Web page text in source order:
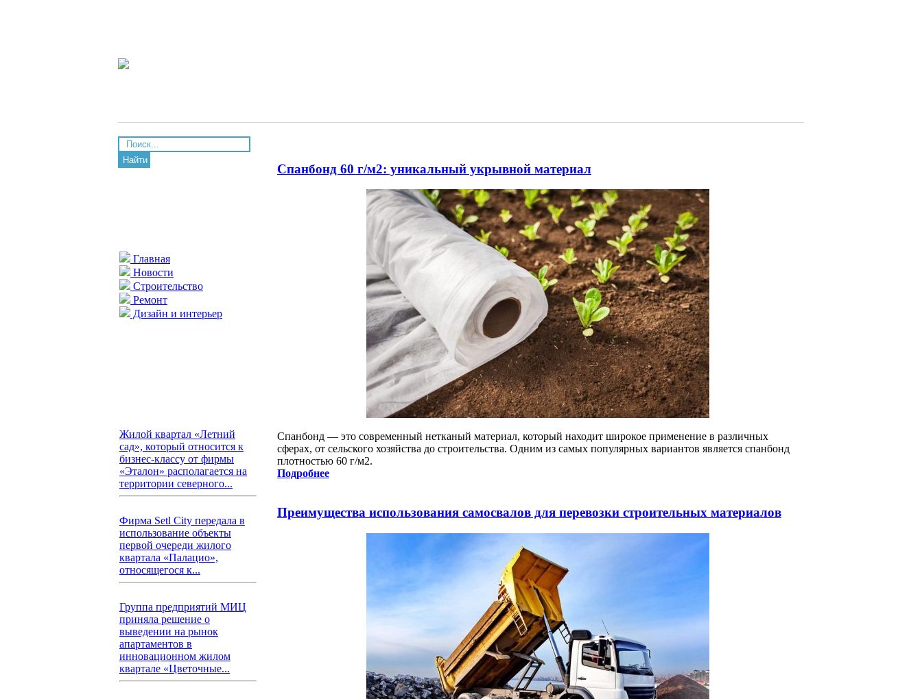
Найти
Главная
Новости
Строительство
Ремонт
Дизайн и интерьер
Жилой квартал «Летний
сад», который относится к
бизнес-классу от фирмы
«Эталон» располагается на
территории северного...
Фирма Setl City передала в
использование объекты
первой очереди жилого
квартала «Палацио»,
относящегося к...
Группа предприятий МИЦ
приняла решение о
выведении на рынок
апартаментов в
инновационном жилом
квартале «Цветочные...
Спанбонд 60 г/м2: уникальный укрывной материал
Спанбонд — это современный нетканый материал, который находит широкое применение в различных
сферах, от сельского хозяйства до строительства. Одним из самых популярных вариантов является спанбонд
плотностью 60 г/м2.
Подробнее
Преимущества использования самосвалов для перевозки строительных материалов